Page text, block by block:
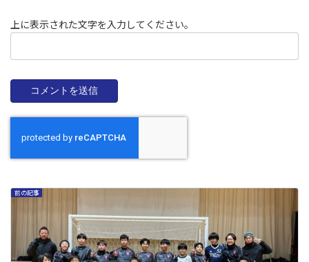
上に表示された文字を入力してください。
前の記事